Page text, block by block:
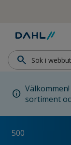
Hoppa till
search
info sortiment
500